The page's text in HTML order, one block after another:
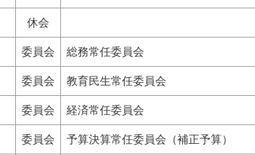
休会
委員会 総務常任委員会
委員会 教育民生常任委員会
委員会 経済常任委員会
委員会 予算決算常任委員会（補正予算）